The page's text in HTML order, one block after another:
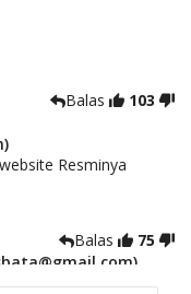
Balas
103
Resminya
Balas
75
akan kami